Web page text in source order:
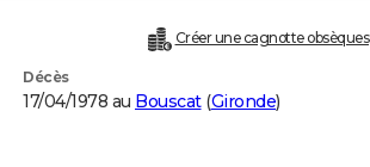
Créer une cagnotte obsèques
Décès
17/04/1978 au Bouscat(Gironde)